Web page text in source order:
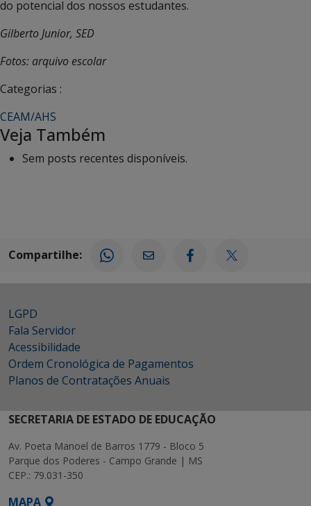
do potencial dos nossos estudantes.
Gilberto Junior, SED
Fotos: arquivo escolar
Categorias :
CEAM/AHS
Veja Também
Sem posts recentes disponíveis.
Compartilhe:
LGPD
Fala Servidor
Acessibilidade
Ordem Cronológica de Pagamentos
Planos de Contratações Anuais
SECRETARIA DE ESTADO DE EDUCAÇÃO
Av. Poeta Manoel de Barros 1779 - Bloco 5
Parque dos Poderes - Campo Grande | MS
CEP.: 79.031-350
MAPA